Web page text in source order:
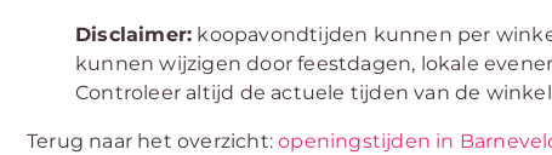
Disclaimer: koopavondtijden kunnen per
kunnen wijzigen door feestdagen, lokale
Controleer altijd de actuele tijden van de
Terug naar het overzicht:openingstijden in